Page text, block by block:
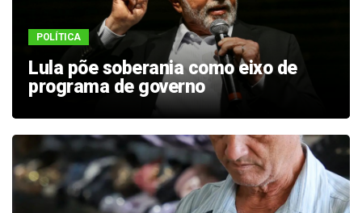
POLÍTICA
Lula põe soberania como eixo de
programa de governo